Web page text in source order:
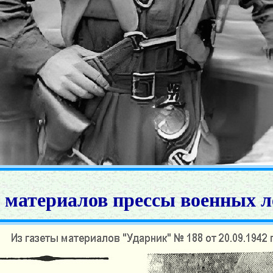
прессы военных